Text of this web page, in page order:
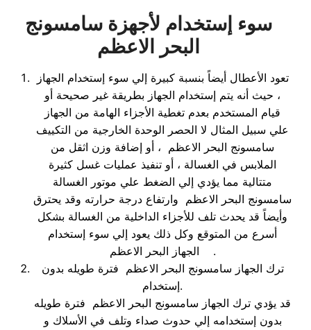
سوء إستخدام لأجهزة سامسونج
البحر الاعظم
تعود الأعطال أيضاً بنسبة كبيرة إلي سوء إستخدام الجهاز
، حيث أنه يتم إستخدام الجهاز بطريقة غير صحيحة أو
قيام المستخدم بعدم تغطية الأجزاء الهامة من الجهاز
علي سبيل المثال لا الحصر الوحدة الخارجية من التكييف
سامسونج البحر الاعظم ، أو إضافة وزن اثقل من
الملابس في الغسالة ، أو تنفيذ عمليات غسل كثيرة
متتالية مما يؤدي إلي الضغط علي موتور الغسالة
سامسونج البحر الاعظم وارتفاع درجة حرارته وقد يحترق
وأيضاً قد يحدث تلف للأجزاء الداخلية من الغسالة بشكل
أسرع من المتوقع وكل ذلك يعود إلي سوء إستخدام
الجهاز البحر الاعظم .
ترك الجهاز سامسونج البحر الاعظم فترة طويله بدون
إستخدام.
قد يؤدي ترك الجهاز سامسونج البحر الاعظم فترة طويله
بدون إستخدامه إلي حدوث صداء وتلف في الأسلاك و